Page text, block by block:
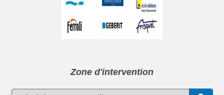
Zone d'intervention